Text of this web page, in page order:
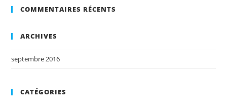
COMMENTAIRES RÉCENTS
ARCHIVES
septembre 2016
CATÉGORIES